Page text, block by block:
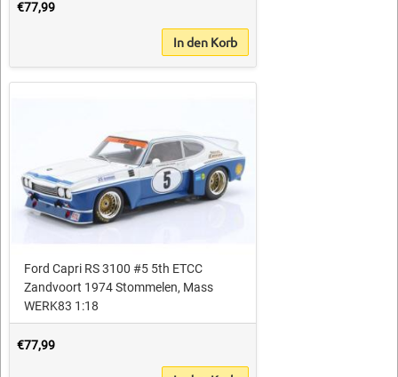
€77,99
In den Korb
Ford Capri RS 3100 #5 5th ETCC
Zandvoort 1974 Stommelen, Mass
WERK83 1:18
€77,99